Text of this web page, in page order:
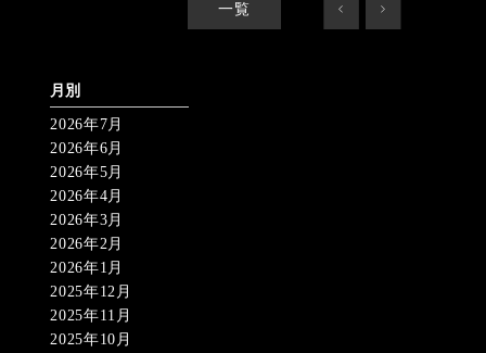
一覧 < >
月別
2026年7月
2026年6月
2026年5月
2026年4月
2026年3月
2026年2月
2026年1月
2025年12月
2025年11月
2025年10月